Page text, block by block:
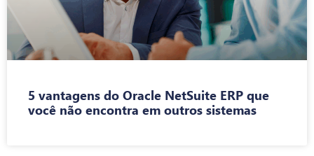
5 vantagens do Oracle NetSuite ERP que
você não encontra em outros sistemas